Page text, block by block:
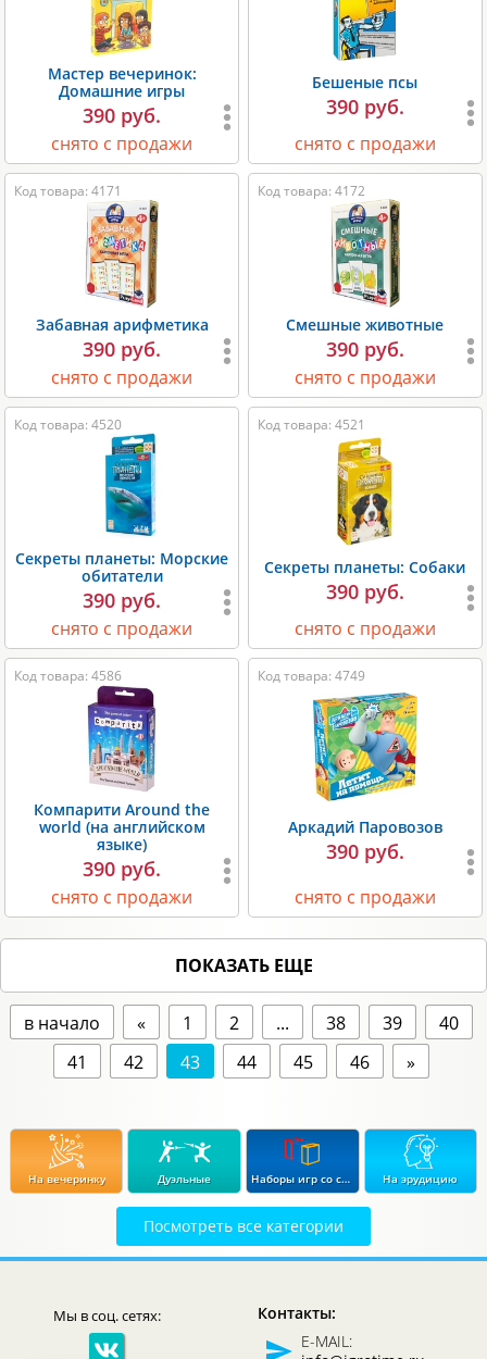
Мастер вечеринок:
Домашние игры
390 руб.
снято с продажи
Бешеные псы
390 руб.
снято с продажи
Код товара: 4171
Забавная арифметика
390 руб.
снято с продажи
Код товара: 4172
Смешные животные
390 руб.
снято с продажи
Код товара: 4520
Секреты планеты: Морские
обитатели
390 руб.
снято с продажи
Код товара: 4521
Секреты планеты: Собаки
390 руб.
снято с продажи
Код товара: 4586
Компарити Around the
world (на английском
языке)
390 руб.
снято с продажи
Код товара: 4749
Аркадий Паровозов
390 руб.
снято с продажи
ПОКАЗАТЬ ЕЩЕ
в начало « 1 2 ... 38 39
40
41
42 43 44 45 46 »
Дуэльные Наборы игр со скидкой до 15% На эрудицию
Стратегические
На вечеринку
В дорогу
Логические Детективные В подарок
Посмотреть все категории
Мы в соц. сетях:
Контакты:
E-MAIL: